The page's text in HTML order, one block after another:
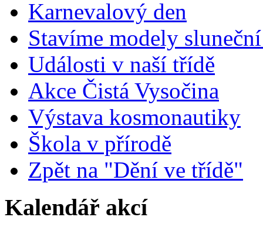
Karnevalový den
Stavíme modely
Události v naší třídě
Akce Čistá Vysočina
Výstava kosmonautiky
Škola v přírodě
Zpět na "Dění ve třídě"
Kalendář akcí